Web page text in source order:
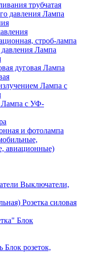
трубчатая
Лампа
строб-лампа
Лампа
Лампа
Лампа с
Лампа с УФ-
и фотолампа
авиационные)
Выключатели,
Розетка силовая
Блок
Блок розеток,